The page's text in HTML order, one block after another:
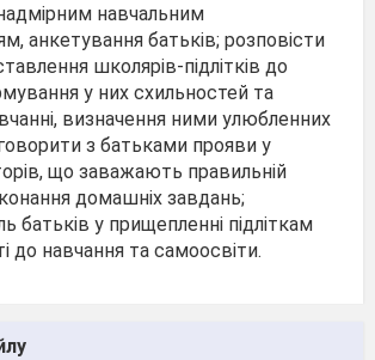
навчальним
анкетування батьків; розповісти
школярів-підлітків до
у них схильностей та
визначення ними улюбленних
з батьками прояви у
що заважають правильній
домашніх завдань;
батьків у прищепленні підліткам
до навчання та самоосвіти.